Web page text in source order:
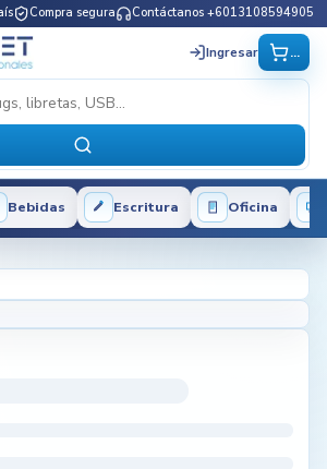
Compra segura Contáctanos +6013108594905
Ingresar ...
Bebidas Escritura Oficina